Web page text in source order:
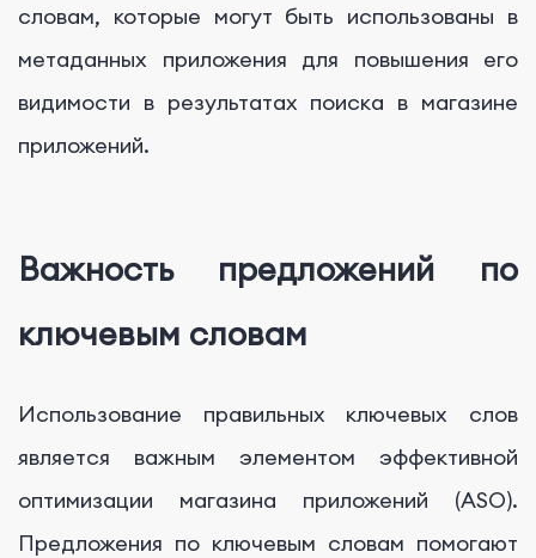
словам, которые могут быть использованы в
метаданных приложения для повышения его
видимости в результатах поиска в магазине
приложений.
Важность предложений по
ключевым словам
Использование правильных ключевых слов
является важным элементом эффективной
оптимизации магазина приложений (ASO).
Предложения по ключевым словам помогают